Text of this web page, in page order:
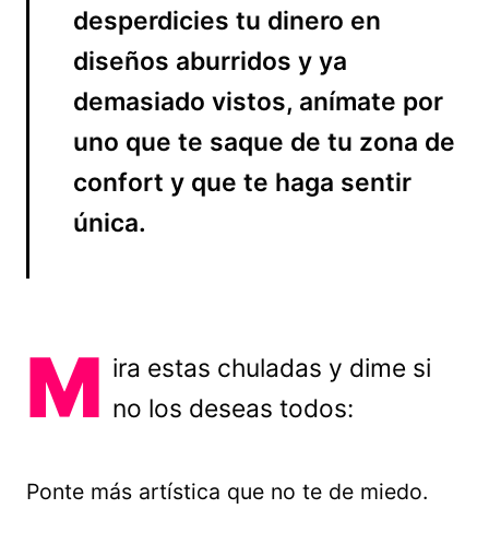
desperdicies tu dinero en
diseños aburridos y ya
demasiado vistos, anímate por
uno que te saque de tu zona de
confort y que te haga sentir
única.
M ira estas chuladas y dime si
no los deseas todos:
Ponte más artística que no te de miedo.